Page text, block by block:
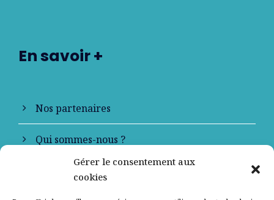
Gérer le consentement aux
cookies
En savoir +
Nos partenaires
Qui sommes-nous ?
Contactez-nous